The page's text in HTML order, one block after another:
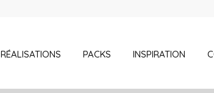
RÉALISATIONS PACKS INSPIRATION